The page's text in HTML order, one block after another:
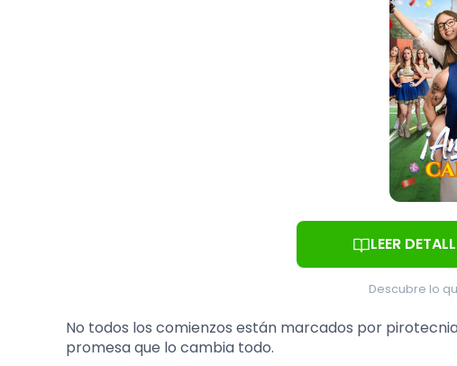
LEER
Descubre lo
No todos los comienzos están marcados por
promesa que lo cambia todo.